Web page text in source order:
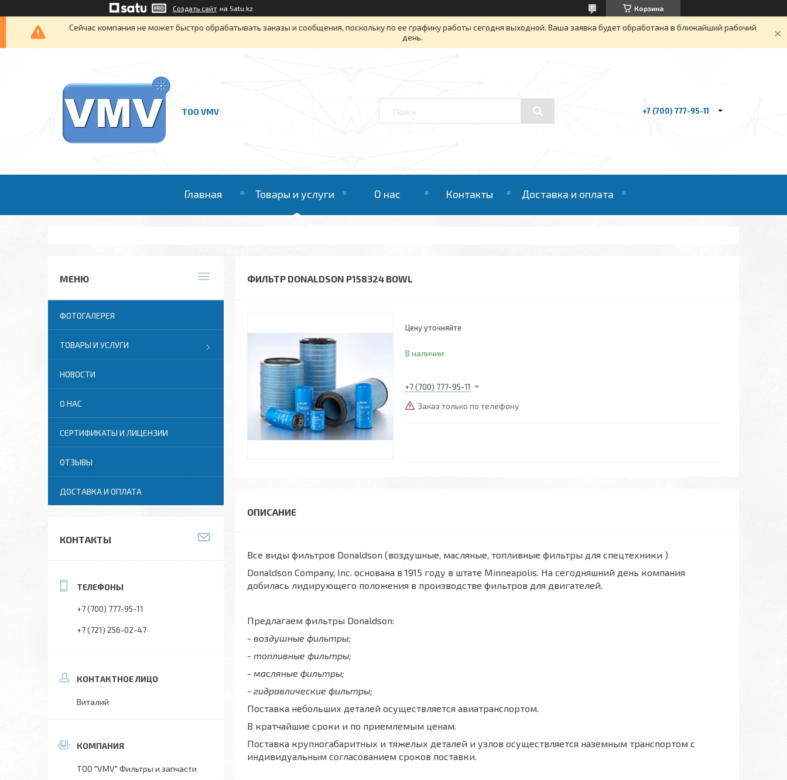
Создать сайт на Satu.kz Корзина
Сейчас компания не может быстро обрабатывать заказы и сообщения, поскольку по ее графику работы сегодня выходной. Ваша заявка будет обработана в ближайший рабочий
день.
ТОО VMV +7 (700) 777-95-11
Главная Товары и услуги О нас Контакты Доставка и оплата
ФИЛЬТР DONALDSON P158324 BOWL
Цену уточняйте
В наличии
+7 (700) 777-95-11
Заказ только по телефону
Все виды фильтров Donaldson (воздушные, масляные, топливные фильтры для спецтехники )
Donaldson Company, Inc. основана в 1915 году в штате Minneapolis. На сегодняшний день компания
добилась лидирующего положения в производстве фильтров для двигателей.
Предлагаем фильтры Donaldson:
- воздушные фильтры;
- топливные фильтры;
- масляные фильтры;
- гидравлические фильтры;
Поставка небольших деталей осуществляется авиатранспортом.
В кратчайшие сроки и по приемлемым ценам.
Поставка крупногабаритных и тяжелых деталей и узлов осуществляется наземным транспортом с
индивидуальным согласованием сроков поставки.
ФОТОГАЛЕРЕЯ
ТОВАРЫ И УСЛУГИ
НОВОСТИ
О НАС
СЕРТИФИКАТЫ И ЛИЦЕНЗИИ
ОТЗЫВЫ
ДОСТАВКА И ОПЛАТА
КОНТАКТЫ
+7 (700) 777-95-11
+7 (721) 256-02-47
Виталий
ТОО "VMV" Фильтры и запчасти